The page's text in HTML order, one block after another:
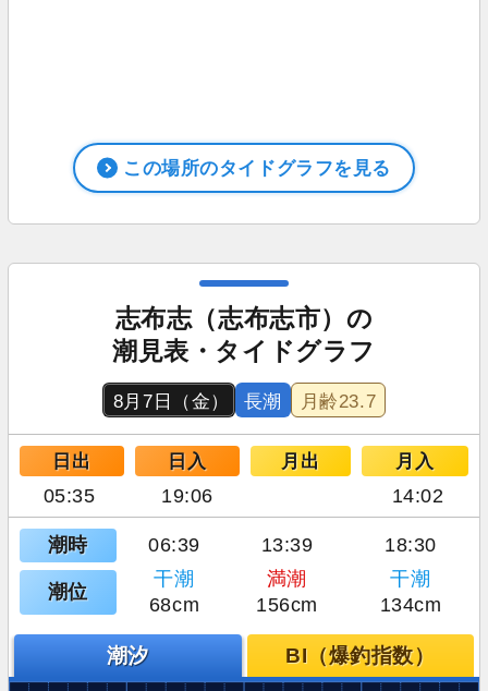
この場所のタイドグラフを見る
志布志（志布志市）の
潮見表・タイドグラフ
8月7日（金） 長潮 月齢23.7
日出 日入 月出 月入
05:35 19:06 14:02
潮時 06:39 13:39 18:30
潮位
干潮 満潮
干潮
68cm
156cm 134cm
潮汐 BI（爆釣指数）